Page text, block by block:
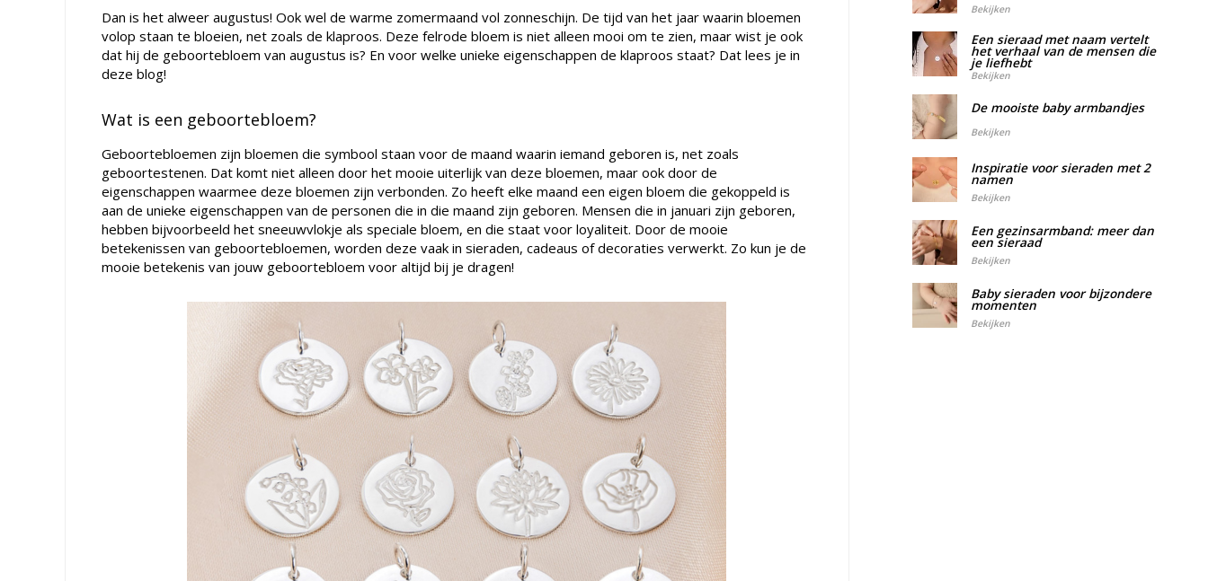
Dan is het alweer augustus! Ook wel de warme zomermaand vol zonneschijn. De tijd van het jaar waarin bloemen
volop staan te bloeien, net zoals de klaproos. Deze felrode bloem is niet alleen mooi om te zien, maar wist je ook
dat hij de geboortebloem van augustus is? En voor welke unieke eigenschappen de klaproos staat? Dat lees je in
deze blog!
Wat is een geboortebloem?
Geboortebloemen zijn bloemen die symbool staan voor de maand waarin iemand geboren is, net zoals
geboortestenen. Dat komt niet alleen door het mooie uiterlijk van deze bloemen, maar ook door de
eigenschappen waarmee deze bloemen zijn verbonden. Zo heeft elke maand een eigen bloem die gekoppeld is
aan de unieke eigenschappen van de personen die in die maand zijn geboren. Mensen die in januari zijn geboren,
hebben bijvoorbeeld het sneeuwvlokje als speciale bloem, en die staat voor loyaliteit. Door de mooie
betekenissen van geboortebloemen, worden deze vaak in sieraden, cadeaus of decoraties verwerkt. Zo kun je de
mooie betekenis van jouw geboortebloem voor altijd bij je dragen!
Bekijken
Een sieraad met naam vertelt
het verhaal van de mensen die
je liefhebt
Bekijken
De mooiste baby armbandjes
Bekijken
Inspiratie voor sieraden met 2
namen
Bekijken
Een gezinsarmband: meer dan
een sieraad
Bekijken
Baby sieraden voor bijzondere
momenten
Bekijken